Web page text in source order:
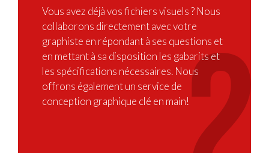
Vous avez déjà vos fichiers visuels ? Nous
collaborons directement avec votre
graphiste en répondant à ses questions et
en mettant à sa disposition les gabarits et
les spécifications nécessaires. Nous
offrons également un service de
conception graphique clé en main!